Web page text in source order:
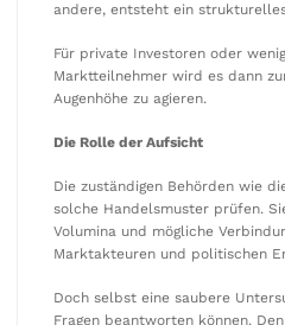
andere, entsteht ein
Für private Investoren oder
Marktteilnehmer wird es dann
Augenhöhe zu agieren.
Die Rolle der Aufsicht
Die zuständigen Behörden wie
solche Handelsmuster prüfen.
Volumina und mögliche
Marktakteuren und politischen
Doch selbst eine saubere
Fragen beantworten können.